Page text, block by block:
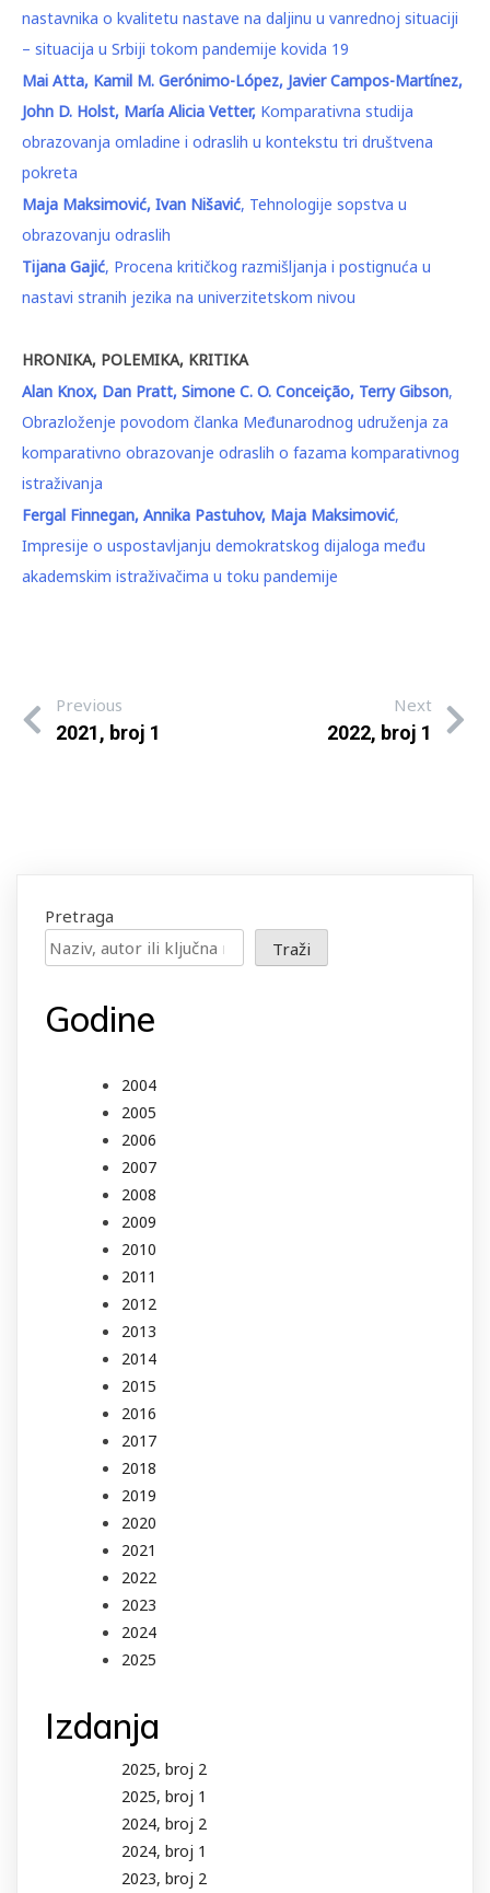
nastavnika o kvalitetu nastave na daljinu u vanrednoj situaciji
– situacija u Srbiji tokom pandemije kovida 19
Mai Atta, Kamil M. Gerónimo-López, Javier Campos-Martínez,
John D. Holst, María Alicia Vetter, Komparativna studija
obrazovanja omladine i odraslih u kontekstu tri društvena
pokreta
Maja Maksimović, Ivan Nišavić, Tehnologije sopstva u
obrazovanju odraslih
Tijana Gajić, Procena kritičkog razmišljanja i postignuća u
nastavi stranih jezika na univerzitetskom nivou
HRONIKA, POLEMIKA, KRITIKA
Alan Knox, Dan Pratt, Simone C. O. Conceição, Terry Gibson,
Obrazloženje povodom članka Međunarodnog udruženja za
komparativno obrazovanje odraslih o fazama komparativnog
istraživanja
Fergal Finnegan, Annika Pastuhov, Maja Maksimović,
Impresije o uspostavljanju demokratskog dijaloga među
akademskim istraživačima u toku pandemije
Previous
2021, broj 1
Next
2022, broj 1
Pretraga
Traži
Godine
2004
2005
2006
2007
2008
2009
2010
2011
2012
2013
2014
2015
2016
2017
2018
2019
2020
2021
2022
2023
2024
2025
Izdanja
2025, broj 2
2025, broj 1
2024, broj 2
2024, broj 1
2023, broj 2